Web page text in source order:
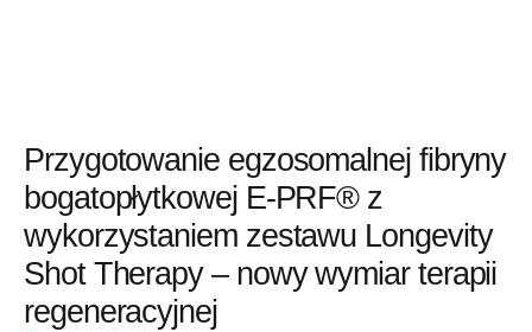
Przygotowanie egzosomalnej fibryny
bogatopłytkowej E-PRF® z
wykorzystaniem zestawu Longevity
Shot Therapy – nowy wymiar terapii
regeneracyjnej